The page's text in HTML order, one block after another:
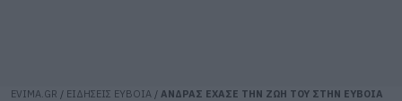
EVIMA.GR / ΕΙΔΗΣΕΙΣ ΕΥΒΟΙΑ / ΑΝΔΡΑΣ ΕΧΑΣΕ ΤΗΝ ΖΩΗ ΤΟΥ ΣΤΗΝ ΕΥΒΟΙΑ